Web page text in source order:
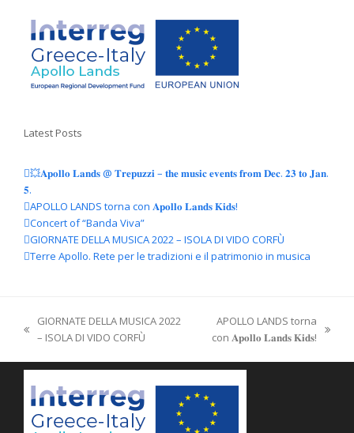
Latest Posts
💥𝐀𝐩𝐨𝐥𝐥𝐨 𝐋𝐚𝐧𝐝𝐬 @ 𝐓𝐫𝐞𝐩𝐮𝐳𝐳𝐢 – 𝐭𝐡𝐞 𝐦𝐮𝐬𝐢𝐜 𝐞𝐯𝐞𝐧𝐭𝐬 𝐟𝐫𝐨𝐦 𝐃𝐞𝐜. 𝟐𝟑 𝐭𝐨 𝐉𝐚𝐧.
𝟓.
APOLLO LANDS torna con 𝐀𝐩𝐨𝐥𝐥𝐨 𝐋𝐚𝐧𝐝𝐬 𝐊𝐢𝐝𝐬!
Concert of “Banda Viva”
GIORNATE DELLA MUSICA 2022 – ISOLA DI VIDO CORFÙ
Terre Apollo. Rete per le tradizioni e il patrimonio in musica
post
GIORNATE DELLA MUSICA 2022
– ISOLA DI VIDO CORFÙ
articolo
APOLLO LANDS torna
con 𝐀𝐩𝐨𝐥𝐥𝐨 𝐋𝐚𝐧𝐝𝐬 𝐊𝐢𝐝𝐬!